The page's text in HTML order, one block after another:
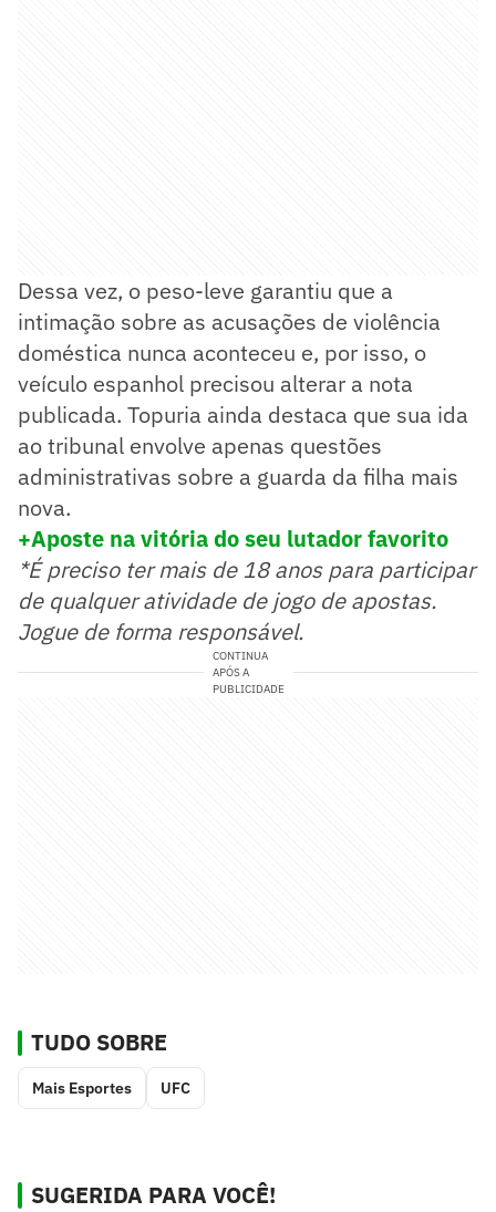
Dessa vez, o peso-leve garantiu que a
intimação sobre as acusações de violência
doméstica nunca aconteceu e, por isso, o
veículo espanhol precisou alterar a nota
publicada. Topuria ainda destaca que sua ida
ao tribunal envolve apenas questões
administrativas sobre a guarda da filha mais
nova.
+Aposte na vitória do seu lutador favorito
*É preciso ter mais de 18 anos para participar
de qualquer atividade de jogo de apostas.
Jogue de forma responsável.
CONTINUA
APÓS A
PUBLICIDADE
TUDO SOBRE
Mais Esportes UFC
SUGERIDA PARA VOCÊ!